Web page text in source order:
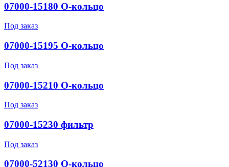
07000-15180 О-кольцо
Под заказ
07000-15195 О-кольцо
Под заказ
07000-15210 О-кольцо
Под заказ
07000-15230 фильтр
Под заказ
07000-52130 О-кольцо